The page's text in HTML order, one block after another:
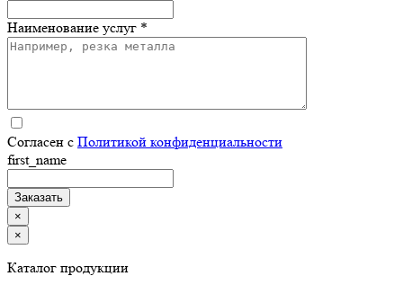
Наименование услуг *
Согласен с Политикой конфиденциальности
first_name
×
×
Каталог продукции